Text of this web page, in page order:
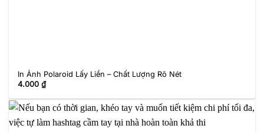
In Ảnh Polaroid Lấy Liền – Chất Lượng Rõ Nét
4.000₫